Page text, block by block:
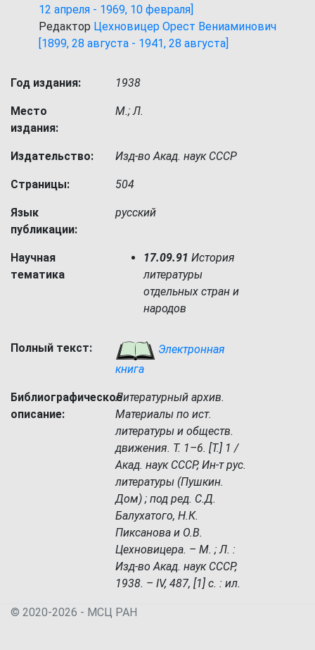
12 апреля - 1969, 10 февраля]
Редактор Цехновицер Орест Вениаминович
[1899, 28 августа - 1941, 28 августа]
Год издания: 1938
Место
издания:
М.; Л.
Издательство: Изд-во Акад. наук СССР
Страницы: 504
Язык
публикации:
русский
Научная
тематика
17.09.91 История
литературы
отдельных стран и
народов
Полный текст:
Электронная
книга
Библиографическое
описание:
Литературный архив.
Материалы по ист.
литературы и обществ.
движения. Т. 1–6. [Т.] 1 /
Акад. наук СССР, Ин-т рус.
литературы (Пушкин.
Дом) ; под ред. С.Д.
Балухатого, Н.К.
Пиксанова и О.В.
Цехновицера. – М. ; Л. :
Изд-во Акад. наук СССР,
1938. – IV, 487, [1] с. : ил.
© 2020-2026 - МСЦ РАН